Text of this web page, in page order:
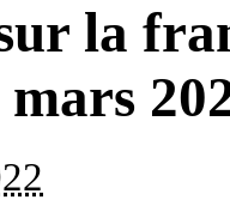
la